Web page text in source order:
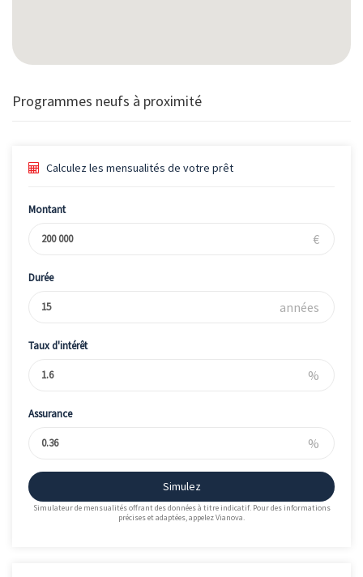
Programmes neufs à proximité
Calculez les mensualités de votre prêt
Montant
€
Durée
années
Taux d'intérêt
%
Assurance
%
Simulez
Simulateur de mensualités offrant des données à titre indicatif. Pour des informations
précises et adaptées, appelez Vianova.